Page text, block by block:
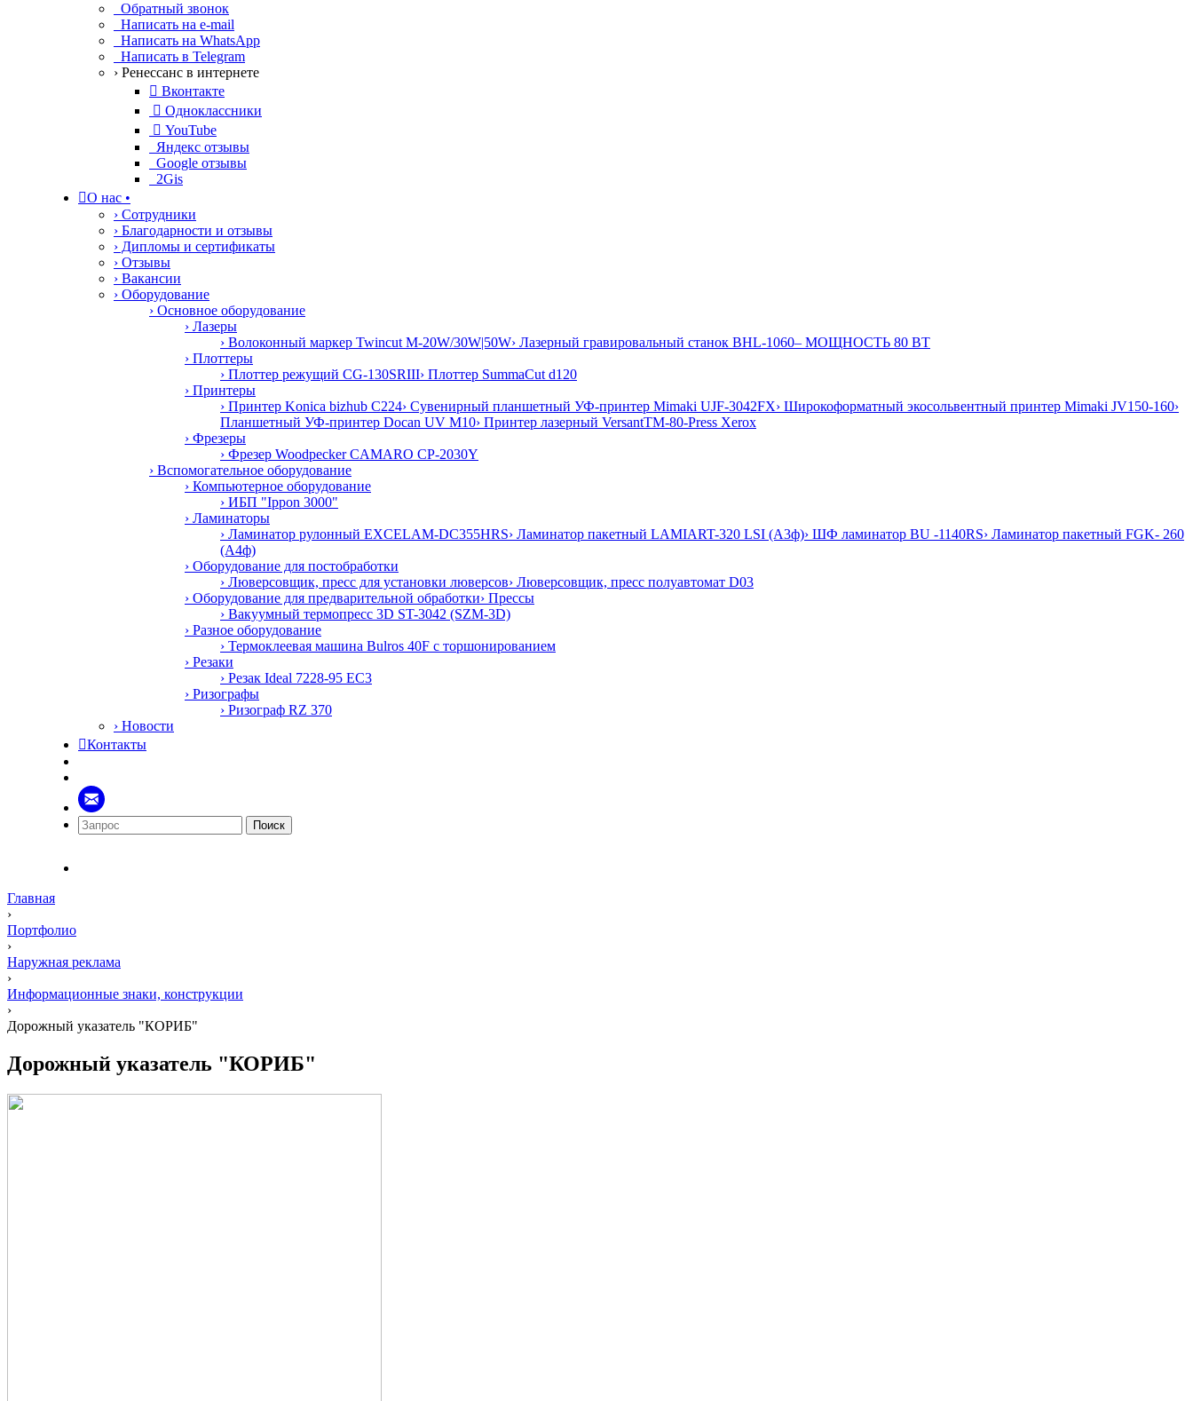
Обратный звонок
Написать на e-mail
Написать на WhatsApp
Написать в Telegram
› Ренессанс в интернете
 Вконтакте
 Одноклассники
 YouTube
Яндекс отзывы
Google отзывы
2Gis
О нас •
› Сотрудники
› Благодарности и отзывы
› Дипломы и сертификаты
› Отзывы
› Вакансии
› Оборудование
› Основное оборудование
› Лазеры
› Волоконный маркер Twincut M-20W/30W|50W› Лазерный гравировальный станок BHL-1060– МОЩНОСТЬ 80 ВТ
› Плоттеры
› Плоттер режущий CG-130SRIII› Плоттер SummaCut d120
› Принтеры
› Принтер Konica bizhub C224› Сувенирный планшетный УФ-принтер Mimaki UJF-3042FX› Широкоформатный экосольвентный принтер Mimaki JV150-160›
Планшетный УФ-принтер Docan UV M10› Принтер лазерный VersantTM-80-Press Xerox
› Фрезеры
› Фрезер Woodpecker CAMARO CP-2030Y
› Вспомогательное оборудование
› Компьютерное оборудование
› ИБП "Ippon 3000"
› Ламинаторы
› Ламинатор рулонный EXCELAM-DC355HRS› Ламинатор пакетный LAMIART-320 LSI (А3ф)› ШФ ламинатор BU -1140RS› Ламинатор пакетный FGK- 260
(А4ф)
› Оборудование для постобработки
› Люверсовщик, пресс для установки люверсов› Люверсовщик, пресс полуавтомат D03
› Оборудование для предварительной обработки› Прессы
› Вакуумный термопресс 3D ST-3042 (SZM-3D)
› Разное оборудование
› Термоклеевая машина Bulros 40F с торшонированием
› Резаки
› Резак Ideal 7228-95 EC3
› Ризографы
› Ризограф RZ 370
› Новости
Контакты
Поиск
Главная
›
Портфолио
›
Наружная реклама
›
Информационные знаки, конструкции
›
Дорожный указатель "КОРИБ"
Дорожный указатель "КОРИБ"